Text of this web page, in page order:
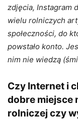
zdjęcia, Instagram
wielu rolniczych
społeczności, do
powstało konto.
nim nie wiedzą
Czy Internet i
dobre miejsce
rolniczej czy